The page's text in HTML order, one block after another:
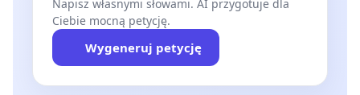
Napisz własnymi słowami. AI przygotuje dla
Ciebie mocną petycję.
Wygeneruj petycję